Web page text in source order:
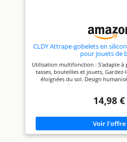
【3 6 Cadeaux Préférés pour
Bébé de 12 Mois】 Offrez au
bébé un cadeau de sécurité, de
confort et de plaisir avec nos
jouets de dentition! Ils sont le
cadeau parfait pour les bébés
de 3 à 6 mois, garçons et filles,
que ce soit pour une fête de
Thanksgiving ou Noël. Ils sont
réduire le stress et l’anxiété
chez les tout-petits autistes et
TDAH, et éloigner les bébés
CLDY Attrape-gobelets en
pour jouets de
Utilisation multifonction : S'adapte à
tasses, bouteilles et jouets,
éloignées du sol. Design
extensible, réglage libre et
Une tasse de silicone, une qualité
un phtalate, un sans aucun goût ni
un nettoyeur : Conçu pour être
endroit intemporel et
formidable. Cadeau Parfait pour
14,98 €